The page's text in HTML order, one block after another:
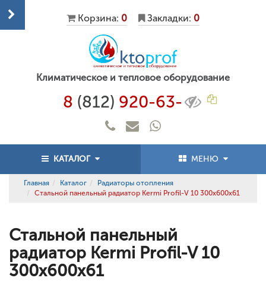
Корзина: 0 Закладки: 0
Климатическое и тепловое оборудование
8 (812) 920-63-
КАТАЛОГ МЕНЮ
Главная Каталог
Радиаторы отопления
Стальной панельный радиатор Kermi Profil-V 10 300x600x61
Стальной панельный
радиатор Kermi Profil-V 10
300x600x61